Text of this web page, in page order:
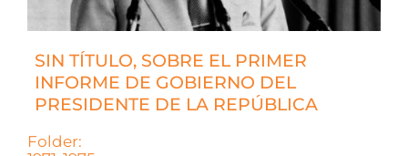
SIN TÍTULO, SOBRE EL PRIMER
INFORME DE GOBIERNO DEL
PRESIDENTE DE LA REPÚBLICA
Folder: